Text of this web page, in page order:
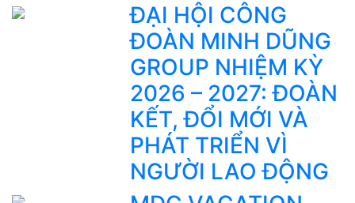
ĐẠI HỘI CÔNG
ĐOÀN MINH DŨNG
GROUP NHIỆM KỲ
2026 – 2027: ĐOÀN
KẾT, ĐỔI MỚI VÀ
PHÁT TRIỂN VÌ
NGƯỜI LAO ĐỘNG